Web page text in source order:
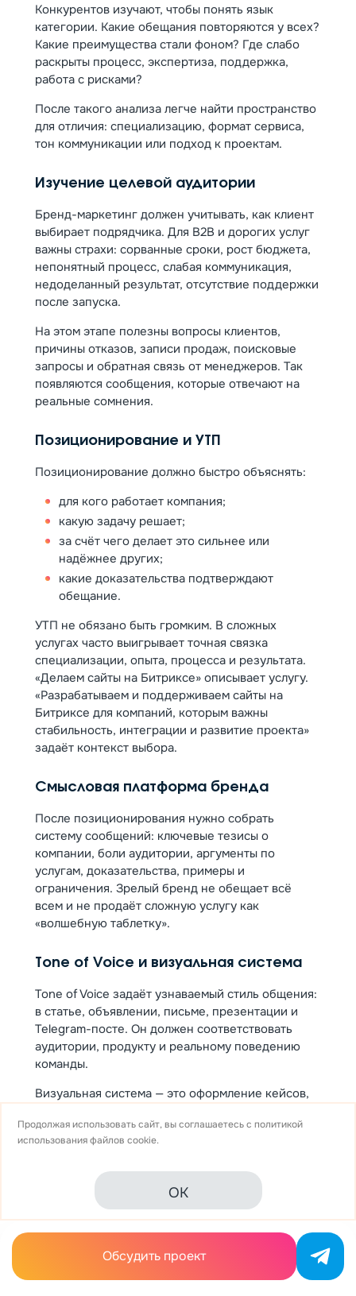
Конкурентов изучают, чтобы понять язык
категории. Какие обещания повторяются у всех?
Какие преимущества стали фоном? Где слабо
раскрыты процесс, экспертиза, поддержка,
работа с рисками?
После такого анализа легче найти пространство
для отличия: специализацию, формат сервиса,
тон коммуникации или подход к проектам.
Изучение целевой аудитории
Бренд-маркетинг должен учитывать, как клиент
выбирает подрядчика. Для B2B и дорогих услуг
важны страхи: сорванные сроки, рост бюджета,
непонятный процесс, слабая коммуникация,
недоделанный результат, отсутствие поддержки
после запуска.
На этом этапе полезны вопросы клиентов,
причины отказов, записи продаж, поисковые
запросы и обратная связь от менеджеров. Так
появляются сообщения, которые отвечают на
реальные сомнения.
Позиционирование и УТП
Позиционирование должно быстро объяснять:
для кого работает компания;
какую задачу решает;
за счёт чего делает это сильнее или
надёжнее других;
какие доказательства подтверждают
обещание.
УТП не обязано быть громким. В сложных
услугах часто выигрывает точная связка
специализации, опыта, процесса и результата.
«Делаем сайты на Битриксе» описывает услугу.
«Разрабатываем и поддерживаем сайты на
Битриксе для компаний, которым важны
стабильность, интеграции и развитие проекта»
задаёт контекст выбора.
Смысловая платформа бренда
После позиционирования нужно собрать
систему сообщений: ключевые тезисы о
компании, боли аудитории, аргументы по
услугам, доказательства, примеры и
ограничения. Зрелый бренд не обещает всё
всем и не продаёт сложную услугу как
«волшебную таблетку».
Tone of Voice и визуальная система
Tone of Voice задаёт узнаваемый стиль общения:
в статье, объявлении, письме, презентации и
Telegram-посте. Он должен соответствовать
аудитории, продукту и реальному поведению
команды.
Визуальная система — это оформление кейсов,
презентаций и элементов сайта.
Выбор каналов коммуникации
Каналы выбирают после стратегии. Для одной
компании ключевым источником будет SEO, для
другой — Яндекс Директ и ретаргетинг, для
третьей — Telegram, PR и экспертные
публикации. Важно заранее определить роль:
Обсудить проект
Продолжая использовать сайт, вы соглашаетесь с политикой
использованияфайлов cookie.
OK